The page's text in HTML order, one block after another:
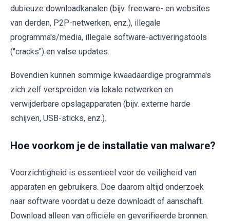
dubieuze downloadkanalen (bijv. freeware- en websites
van derden, P2P-netwerken, enz.), illegale
programma's/media, illegale software-activeringstools
("cracks") en valse updates.
Bovendien kunnen sommige kwaadaardige programma's
zich zelf verspreiden via lokale netwerken en
verwijderbare opslagapparaten (bijv. externe harde
schijven, USB-sticks, enz.).
Hoe voorkom je de installatie van malware?
Voorzichtigheid is essentieel voor de veiligheid van
apparaten en gebruikers. Doe daarom altijd onderzoek
naar software voordat u deze downloadt of aanschaft.
Download alleen van officiële en geverifieerde bronnen.